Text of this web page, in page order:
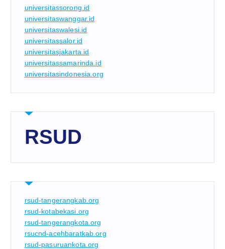
universitassorong.id
universitaswanggar.id
universitaswalesi.id
universitassalor.id
universitasjakarta.id
universitassamarinda.id
universitasindonesia.org
RSUD
rsud-tangerangkab.org
rsud-kotabekasi.org
rsud-tangerangkota.org
rsucnd-acehbaratkab.org
rsud-pasuruankota.org